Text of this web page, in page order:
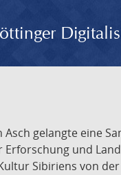
Asch gelangte eine
und
Sibiriens von